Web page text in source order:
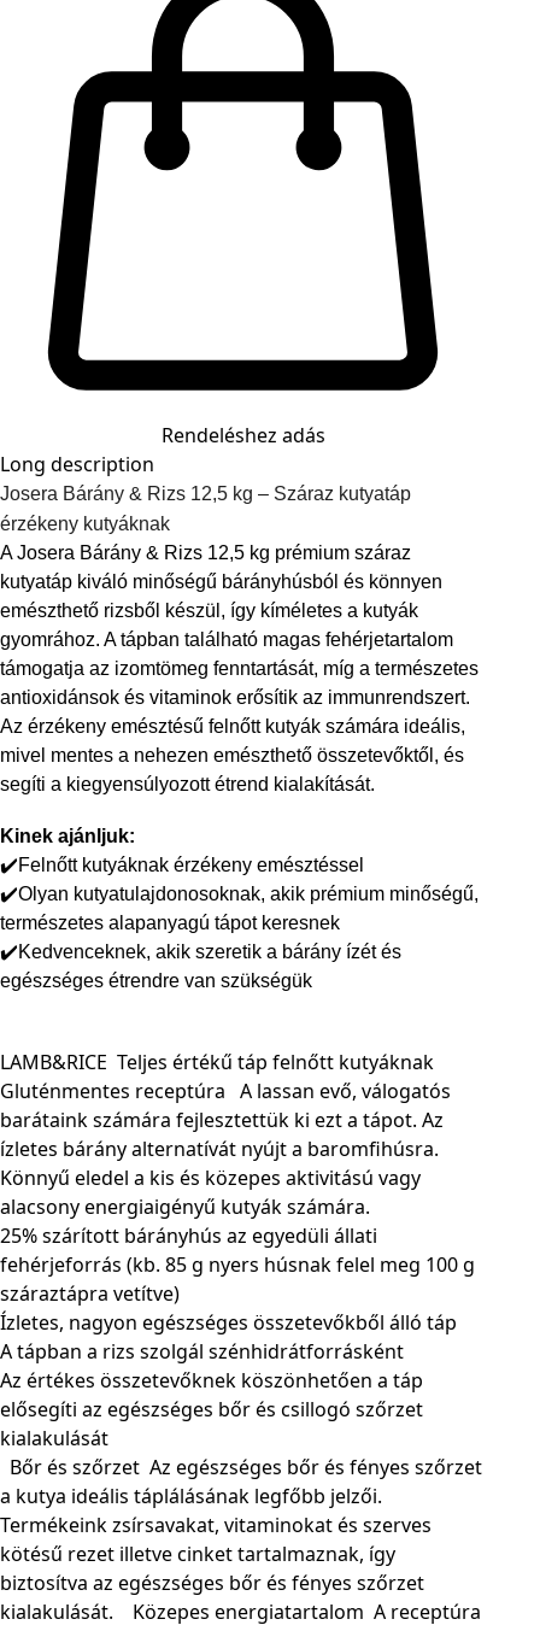
Rendeléshez adás
Long description
Josera Bárány & Rizs 12,5 kg – Száraz kutyatáp
érzékeny kutyáknak
A Josera Bárány & Rizs 12,5 kg prémium száraz
kutyatáp kiváló minőségű bárányhúsból és könnyen
emészthető rizsből készül, így kíméletes a kutyák
gyomrához. A tápban található magas fehérjetartalom
támogatja az izomtömeg fenntartását, míg a természetes
antioxidánsok és vitaminok erősítik az immunrendszert.
Az érzékeny emésztésű felnőtt kutyák számára ideális,
mivel mentes a nehezen emészthető összetevőktől, és
segíti a kiegyensúlyozott étrend kialakítását.
Kinek ajánljuk:
✔️Felnőtt kutyáknak érzékeny emésztéssel
✔️Olyan kutyatulajdonosoknak, akik prémium minőségű,
természetes alapanyagú tápot keresnek
✔️Kedvenceknek, akik szeretik a bárány ízét és
egészséges étrendre van szükségük
LAMB&RICE Teljes értékű táp felnőtt kutyáknak
Gluténmentes receptúra A lassan evő, válogatós
barátaink számára fejlesztettük ki ezt a tápot. Az
ízletes bárány alternatívát nyújt a baromfihúsra.
Könnyű eledel a kis és közepes aktivitású vagy
alacsony energiaigényű kutyák számára.
25% szárított bárányhús az egyedüli állati
fehérjeforrás (kb. 85 g nyers húsnak felel meg 100 g
száraztápra vetítve)
Ízletes, nagyon egészséges összetevőkből álló táp
A tápban a rizs szolgál szénhidrátforrásként
Az értékes összetevőknek köszönhetően a táp
elősegíti az egészséges bőr és csillogó szőrzet
kialakulását
Bőr és szőrzet Az egészséges bőr és fényes szőrzet
a kutya ideális táplálásának legfőbb jelzői.
Termékeink zsírsavakat, vitaminokat és szerves
kötésű rezet illetve cinket tartalmaznak, így
biztosítva az egészséges bőr és fényes szőrzet
kialakulását.
Közepes energiatartalom A receptúra